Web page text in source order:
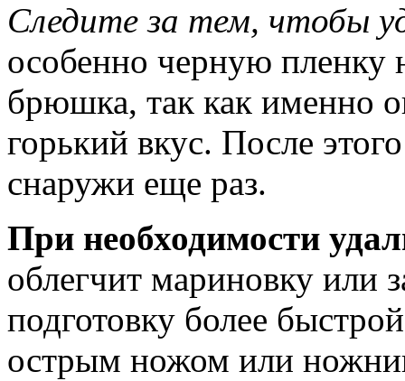
Следите за тем, чтобы
особенно черную пленку
брюшка, так как именно
горький вкус. После
снаружи еще раз.
При необходимости
облегчит мариновку или
подготовку более
острым ножом или